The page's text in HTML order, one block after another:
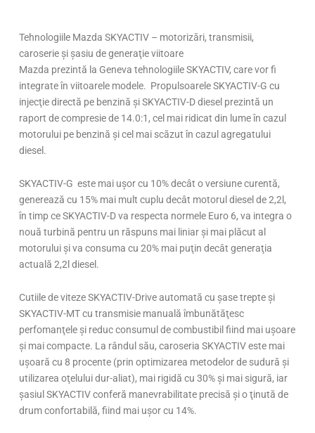
Tehnologiile Mazda SKYACTIV – motorizări, transmisii,
caroserie şi şasiu de generaţie viitoare
Mazda prezintă la Geneva tehnologiile SKYACTIV, care vor fi
integrate în viitoarele modele. Propulsoarele SKYACTIV-G cu
injecţie directă pe benzină şi SKYACTIV-D diesel prezintă un
raport de compresie de 14.0:1, cel mai ridicat din lume în cazul
motorului pe benzină şi cel mai scăzut în cazul agregatului
diesel.
SKYACTIV-G este mai uşor cu 10% decât o versiune curentă,
generează cu 15% mai mult cuplu decât motorul diesel de 2,2l,
în timp ce SKYACTIV-D va respecta normele Euro 6, va integra o
nouă turbină pentru un răspuns mai liniar şi mai plăcut al
motorului şi va consuma cu 20% mai puţin decât generaţia
actuală 2,2l diesel.
Cutiile de viteze SKYACTIV-Drive automată cu şase trepte şi
SKYACTIV-MT cu transmisie manuală îmbunătăţesc
perfomanţele şi reduc consumul de combustibil fiind mai uşoare
şi mai compacte. La rândul său, caroseria SKYACTIV este mai
uşoară cu 8 procente (prin optimizarea metodelor de sudură şi
utilizarea oţelului dur-aliat), mai rigidă cu 30% şi mai sigură, iar
şasiul SKYACTIV conferă manevrabilitate precisă şi o ţinută de
drum confortabilă, fiind mai uşor cu 14%.